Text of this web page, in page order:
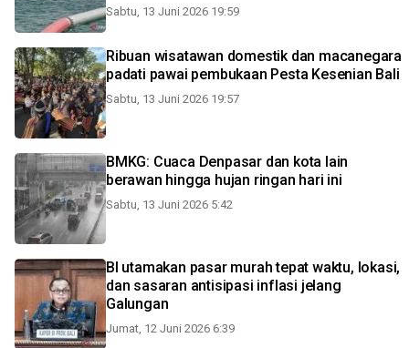
Sabtu, 13 Juni 2026 19:59
Ribuan wisatawan domestik dan macanegara
padati pawai pembukaan Pesta Kesenian Bali
Sabtu, 13 Juni 2026 19:57
BMKG: Cuaca Denpasar dan kota lain
berawan hingga hujan ringan hari ini
Sabtu, 13 Juni 2026 5:42
BI utamakan pasar murah tepat waktu, lokasi,
dan sasaran antisipasi inflasi jelang
Galungan
Jumat, 12 Juni 2026 6:39